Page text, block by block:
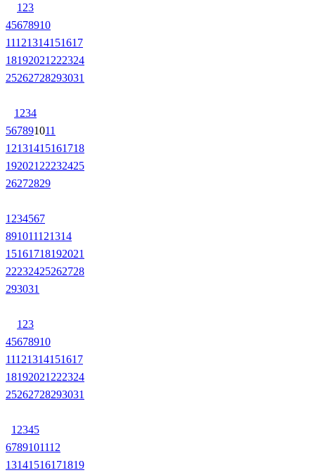
1 23
45678910
11121314151617
18192021 222324
25262728293031
1 234
567891011
12131415161718
192021 22232425
26272829
1 234567
891011121314
15161718192021
22232425262728
293031
1 23
45678910
11121314151617
18192021 222324
25262728293031
1 2345
6789101112
13141516171819